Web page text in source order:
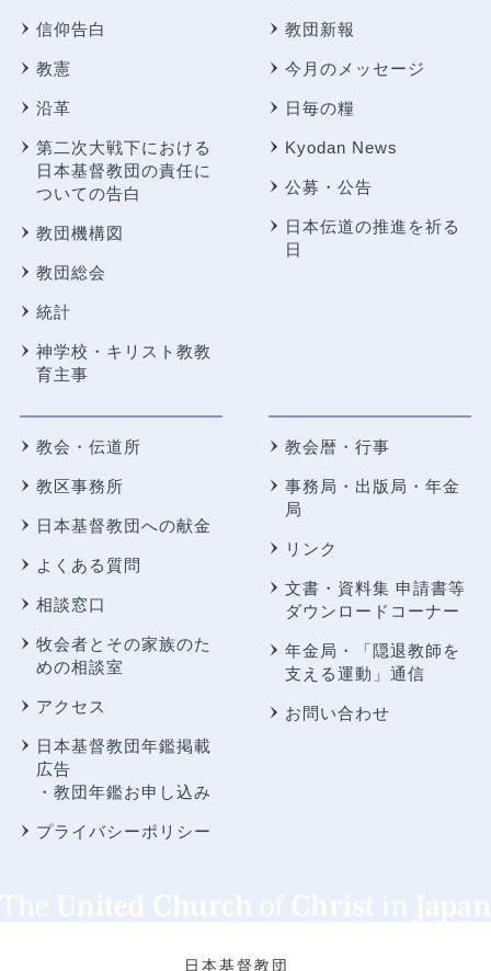
信仰告白
教憲
沿革
第二次大戦下における
日本基督教団の責任に
ついての告白
教団機構図
教団総会
統計
神学校・キリスト教教
育主事
教団新報
今月のメッセージ
日毎の糧
Kyodan News
公募・公告
日本伝道の推進を祈る
日
教会・伝道所
教区事務所
日本基督教団への献金
よくある質問
相談窓口
牧会者とその家族のた
めの相談室
アクセス
日本基督教団年鑑掲載
広告
・教団年鑑お申し込み
プライバシーポリシー
教会暦・行事
事務局・出版局・年金
局
リンク
文書・資料集 申請書等
ダウンロードコーナー
年金局・
「隠退教師を
支える運動」通信
お問い合わせ
日本基督教団